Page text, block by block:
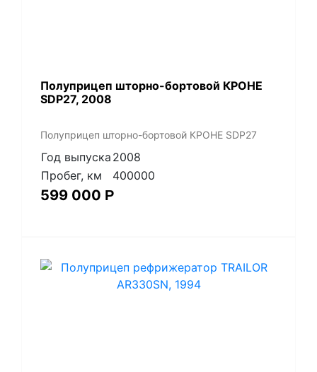
Полуприцеп шторно-бортовой КРОНЕ
SDP27, 2008
Полуприцеп шторно-бортовой КРОНЕ SDP27
Год выпуска 2008
Пробег, км
400000
599 000 Р